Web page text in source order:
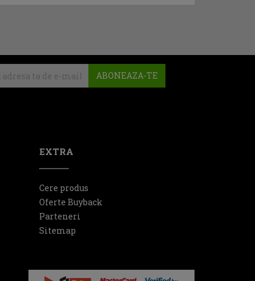
ABONEAZA-TE
EXTRA
Cere produs
Oferte Buyback
Parteneri
Sitemap